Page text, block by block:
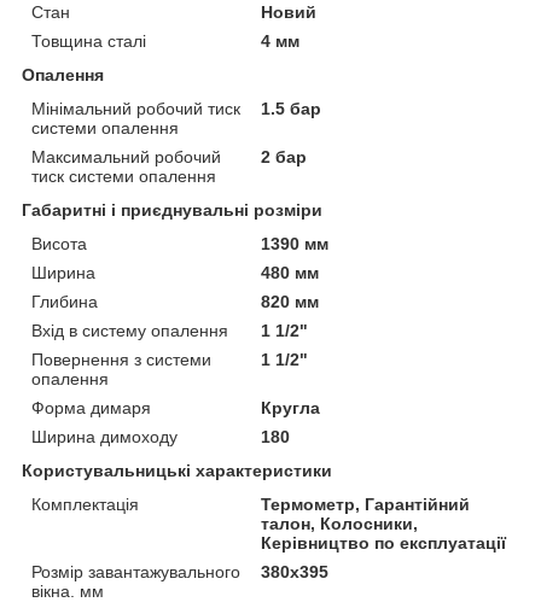
Стан
Новий
Товщина сталі
4 мм
Опалення
Мінімальний робочий тиск
системи опалення
1.5 бар
Максимальний робочий
тиск системи опалення
2 бар
Габаритні і приєднувальні розміри
Висота
1390 мм
Ширина
480 мм
Глибина
820 мм
Вхід в систему опалення
1 1/2"
Повернення з системи
опалення
1 1/2"
Форма димаря
Кругла
Ширина димоходу
180
Користувальницькі характеристики
Комплектація
Термометр, Гарантійний
талон, Колосники,
Керівництво по експлуатації
Розмір завантажувального
вікна. мм
380х395